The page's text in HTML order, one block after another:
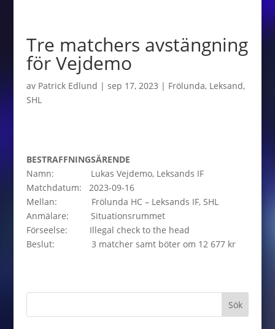
Tre matchers avstängning
för Vejdemo
av Patrick Edlund | sep 17, 2023 | Frölunda, Leksand,
SHL
BESTRAFFNINGSÄRENDE
Namn: Lukas Vejdemo, Leksands IF
Matchdatum: 2023-09-16
Mellan: Frölunda HC – Leksands IF, SHL
Anmälare: Situationsrummet
Förseelse: Illegal check to the head
Beslut: 3 matcher samt böter om 12 677 kr